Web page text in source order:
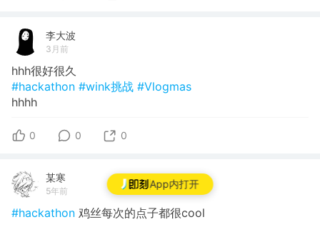
App内打开
李大波
3月前
hhh很好很久
#hackathon #wink挑战 #Vlogmas
hhhh
0 0 0
某寒
5年前
#hackathon 鸡丝每次的点子都很cool